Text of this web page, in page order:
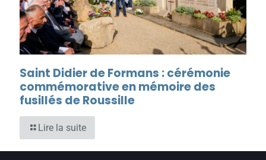
Saint Didier de Formans : cérémonie
commémorative en mémoire des
fusillés de Roussille
Lire la suite